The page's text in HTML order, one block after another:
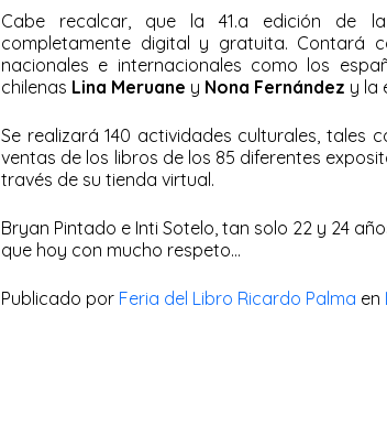
Cabe recalcar, que la 41.a edición de
completamente digital y gratuita. Contará
nacionales e internacionales como los
chilenas Lina Meruane y Nona Fernández y la
Se realizará 140 actividades culturales, tales
ventas de los libros de los 85 diferentes
través de su tienda virtual.
Bryan Pintado e Inti Sotelo, tan solo 22 y 24
que hoy con mucho respeto…
Publicado por Feria del Libro Ricardo Palma en